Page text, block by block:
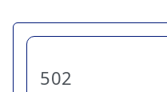
502